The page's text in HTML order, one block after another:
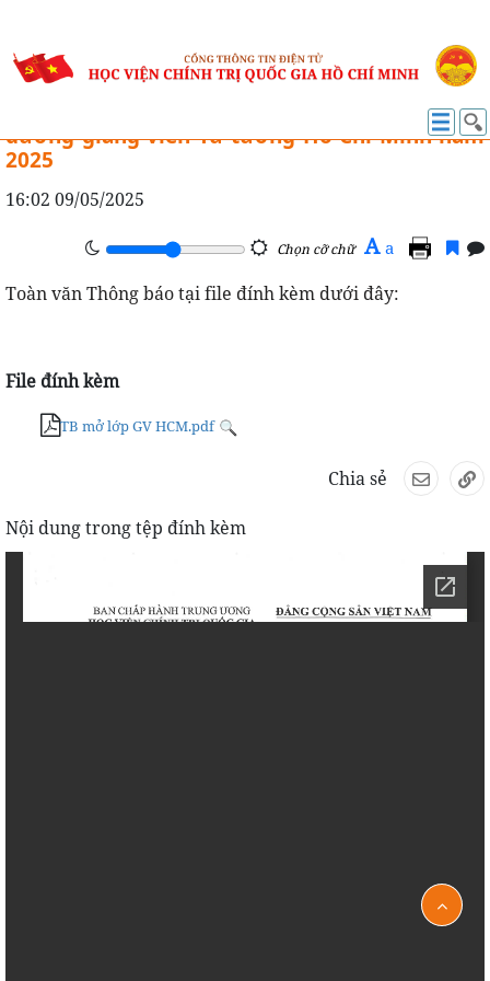
TỔ CHỨC - CÁN BỘ
Thông báo 316-TB/HVCTQG về mở Lớp bồi
dưỡng giảng viên Tư tưởng Hồ Chí Minh năm
2025
16:02 09/05/2025
Chọn cỡ chữ A a
Toàn văn Thông báo tại file đính kèm dưới đây:
File đính kèm
TB mở lớp GV HCM.pdf
Chia sẻ
Nội dung trong tệp đính kèm